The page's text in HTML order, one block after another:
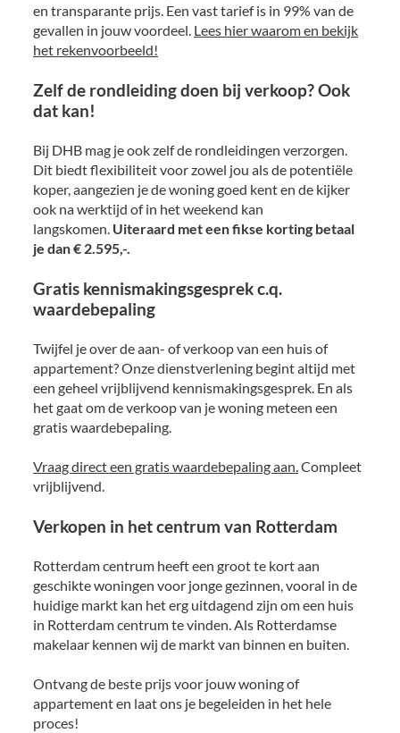
en transparante prijs. Een vast tarief is in 99% van de
gevallen in jouw voordeel. Lees hier waarom en bekijk
het rekenvoorbeeld!
Zelf de rondleiding doen bij verkoop? Ook
dat kan!
Bij DHB mag je ook zelf de rondleidingen verzorgen.
Dit biedt flexibiliteit voor zowel jou als de potentiële
koper, aangezien je de woning goed kent en de kijker
ook na werktijd of in het weekend kan
langskomen. Uiteraard met een fikse korting betaal
je dan € 2.595,-.
Gratis kennismakingsgesprek c.q.
waardebepaling
Twijfel je over de aan- of verkoop van een huis of
appartement? Onze dienstverlening begint altijd met
een geheel vrijblijvend kennismakingsgesprek. En als
het gaat om de verkoop van je woning meteen een
gratis waardebepaling.
Vraag direct een gratis waardebepaling aan.Compleet
vrijblijvend.
Verkopen in het centrum van Rotterdam
Rotterdam centrum heeft een groot te kort aan
geschikte woningen voor jonge gezinnen, vooral in de
huidige markt kan het erg uitdagend zijn om een huis
in Rotterdam centrum te vinden. Als Rotterdamse
makelaar kennen wij de markt van binnen en buiten.
Ontvang de beste prijs voor jouw woning of
appartement en laat ons je begeleiden in het hele
proces!